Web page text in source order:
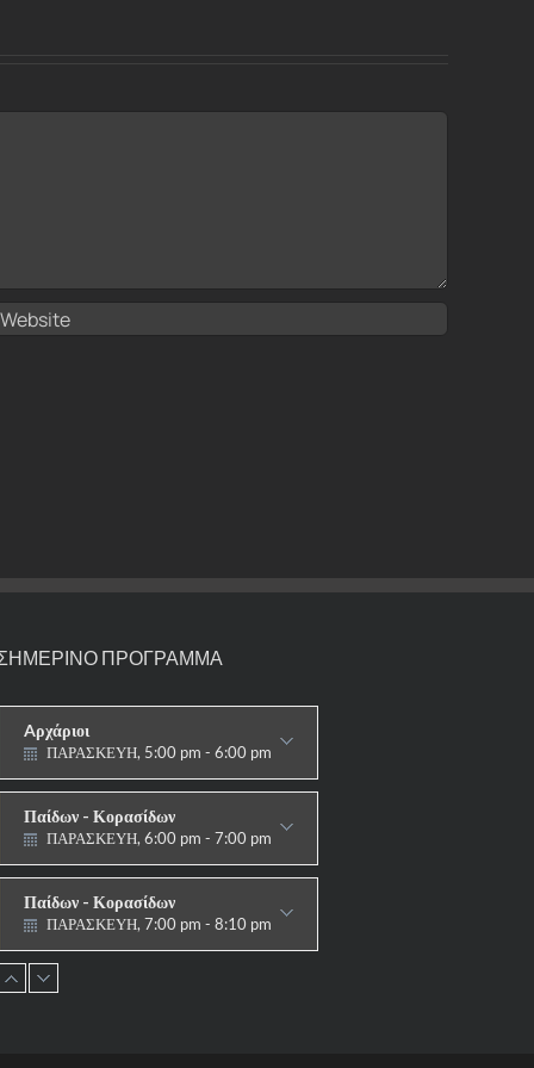
ΠΡΟΓΡΑΜΜΑ
ΠΑΡΑΣΚΕΥΗ, 5:00 pm - 6:00 pm
ΠΑΡΑΔΟΣΙΑΚΟ
ΠΑΡΑΣΚΕΥΗ, 6:00 pm - 7:00 pm
ΠΑΡΑΔΟΣΙΑΚΟ
ΠΑΡΑΣΚΕΥΗ, 7:00 pm - 8:10 pm
ΑΓΩΝΙΣΤΙΚΟ
Εφήβων - Νεανίδων
ΠΑΡΑΣΚΕΥΗ, 8:10 pm - 9:30 pm